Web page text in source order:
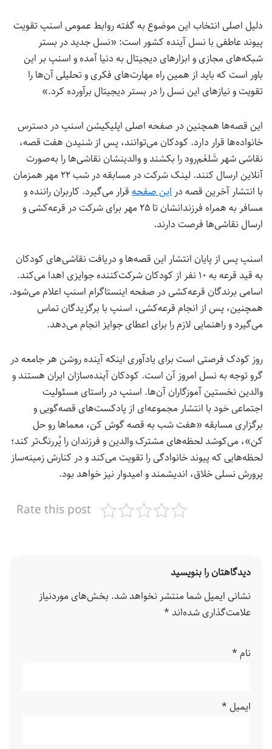
دلیل اصلی انتخاب این موضوع به گفته روابط عمومی اسنپ تقویت
پیوند عاطفی با نسل آینده کشور است: «نسل جدید در بستر
شبکه‌های مجازی و ابزارهای دیجیتال به دنیا آمده و اسنپ بر این
باور است که باید از همین راه مهارت‌های فکری و تحلیلی آن‌ها را
تقویت و نیازهای این نسل را در بستر دیجیتال برآورده کرد.»
این قصه‌ها همچنین در صفحه‌ اصلی اپلیکیشن اسنپ در دسترس
خانواده‌ها قرار دارد. کودکان می‌توانند، پس از شنیدن هفت قصه،
نقاشی شهر شَلغَم‌رود را بکشند و والدینشان نقاشی‌ها را به‌صورت
آنلاین ارسال کنند. لینک شرکت در مسابقه در شب ۲۲ مهر همزمان
با انتشار آخرین قصه در این صفحه قرار می‌گیرد. کاربران راننده و
مسافر به همراه فرزندانشان تا ۲۵ مهر برای شرکت در قرعه‌کشی و
ارسال نقاشی‌ها فرصت دارند.
اسنپ پس از پایان انتشار این قصه‌ها و دریافت نقاشی‌های کودکان
به قید قرعه به ۱۰ نفر از کودکان شرکت‌کننده جوایزی اهدا می‌کند.
اسامی برندگان قرعه‌کشی در صفحه‌ اینستاگرام اسنپ اعلام می‌شود.
همچنین، پس از انجام قرعه‌کشی، اسنپ با برگزیدگان تماس
می‌گیرد و راهنمایی لازم را برای اعطای جوایز انجام می‌دهد.
روز کودک فرصتی است برای یادآوری اینکه آینده‌ روشن هر جامعه در
گرو توجه به نسل امروز آن است. کودکان آینده‌سازان ایران هستند و
والدین نخستین آموزگاران آن‌ها. اسنپ در راستای مسئولیت
اجتماعی خود با انتشار مجموعه‌ای از پادکست‌های قصه‌گویی و
برگزاری مسابقه‌ «هفت شب به قصه گوش کن، معماها رو حل
کن»، می‌کوشد لحظه‌های مشترک والدین و فرزندان را پُررنگ‌تر کند؛
لحظه‌هایی که پیوند خانوادگی را تقویت می‌کند و در کنارش زمینه‌ساز
پرورش نسلی خلاق، اندیشمند و امیدوار نیز خواهد بود.
Rate this post
دیدگاهتان را بنویسید
نشانی ایمیل شما منتشر نخواهد شد. بخش‌های موردنیاز
علامت‌گذاری شده‌اند *
نام *
ایمیل *